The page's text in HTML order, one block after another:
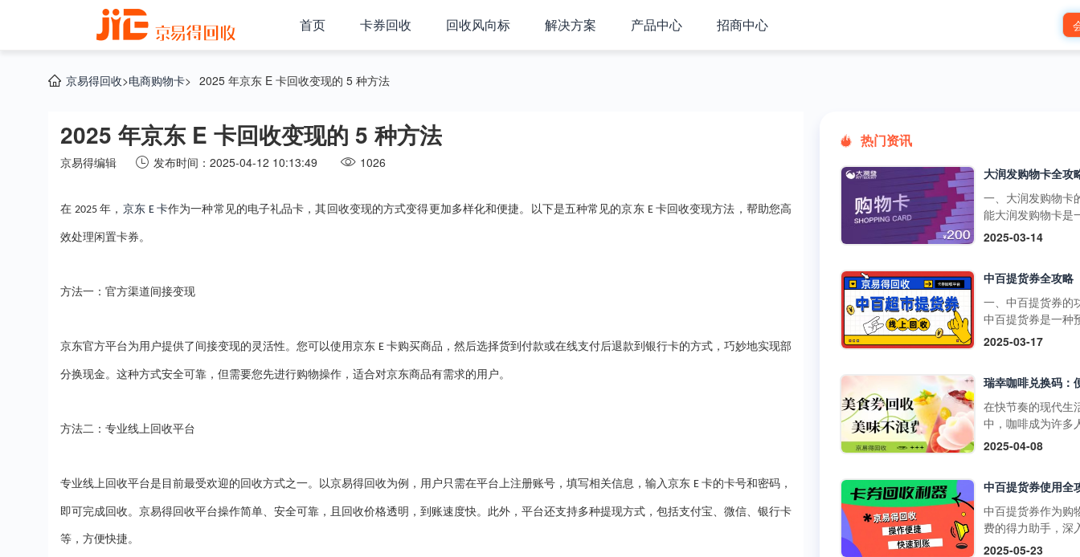
首页 卡券回收 回收风向标 解决方案 产品中心 招商中心
京易得回收>电商购物卡> 2025 年京东 E 卡回收变现的 5 种方法
2025 年京东 E 卡回收变现的 5 种方法
京易得编辑 发布时间：2025-04-12 10:13:49 1026
在 2025年， 京东 E 卡作为一种常见的电子礼品卡，其回收变现的方式变得更加多样化和便捷。以下是五种常见的京东 E 卡回收变现方法，帮助您高
效处理闲置卡券。
方法一：官方渠道间接变现
京东官方平台为用户提供了间接变现的灵活性。您可以使用京东 E 卡购买商品，然后选择货到付款或在线支付后退款到银行卡的方式，巧妙地实现部
分换现金。这种方式安全可靠，但需要您先进行购物操作，适合对京东商品有需求的用户。
方法二：专业线上回收平台
专业线上回收平台是目前最受欢迎的回收方式之一。以京易得回收为例，用户只需在平台上注册账号，填写相关信息，输入京东 E 卡的卡号和密码，
即可完成回收。京易得回收平台操作简单、安全可靠，且回收价格透明，到账速度快。此外，平台还支持多种提现方式，包括支付宝、微信、银行卡
等，方便快捷。
热门资讯
一、大润发购物卡
能大润发购物卡是
预付卡，可在大润
品、日用品、家电
类商品。它还可以
超市的其他促销活
物更加划算。不过
草、酒类、礼品卡
值卡等特殊商品。
大润发购物卡的购
式1. 线上购买：•
发优鲜APP：下载
录后在“我的”页面
卡”，选择面值并
支付。• 第三方平
如淘宝，搜索“大
2025-03-14
中百提货券全攻略
一、中百提货券的
中百提货券是一种
式购物卡，可以在
惠。它不仅可以用
买日常商品，还可
特定活动期间享受
的获取方式1. 线上
APP参与活动，完
定任务即可获得提
券。• 在中百线上
购物满一定金额后
2025-03-17
在快节奏的现代生
中，咖啡成为许多
启活力一天或缓解
品，如经典的拿铁
爽的生椰拿铁，以
断推陈出新的季节
2025-04-08
中百提货券作为购
费的得力助手，深
解其使用方法，能
2025-05-23